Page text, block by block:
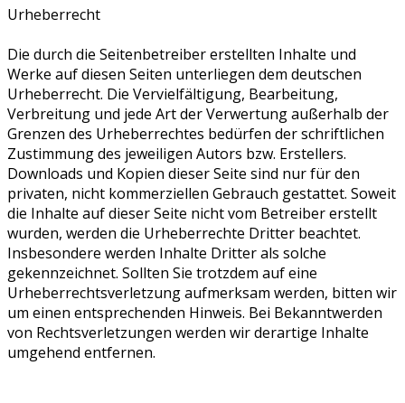
Urheberrecht
Die durch die Seitenbetreiber erstellten Inhalte und
Werke auf diesen Seiten unterliegen dem deutschen
Urheberrecht. Die Vervielfältigung, Bearbeitung,
Verbreitung und jede Art der Verwertung außerhalb der
Grenzen des Urheberrechtes bedürfen der schriftlichen
Zustimmung des jeweiligen Autors bzw. Erstellers.
Downloads und Kopien dieser Seite sind nur für den
privaten, nicht kommerziellen Gebrauch gestattet. Soweit
die Inhalte auf dieser Seite nicht vom Betreiber erstellt
wurden, werden die Urheberrechte Dritter beachtet.
Insbesondere werden Inhalte Dritter als solche
gekennzeichnet. Sollten Sie trotzdem auf eine
Urheberrechtsverletzung aufmerksam werden, bitten wir
um einen entsprechenden Hinweis. Bei Bekanntwerden
von Rechtsverletzungen werden wir derartige Inhalte
umgehend entfernen.